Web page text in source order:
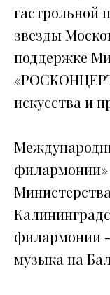
гастрольной
звезды
поддержке
искусства и
филармонии»
филармонии
музыка на